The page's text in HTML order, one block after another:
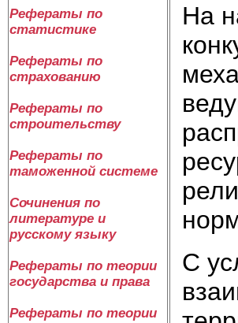
Рефераты по
статистике
Рефераты по
страхованию
Рефераты по
строительству
Рефераты по
таможенной системе
Сочинения по
литературе и
русскому языку
Рефераты по теории
государства и права
Рефераты по теории
На
С